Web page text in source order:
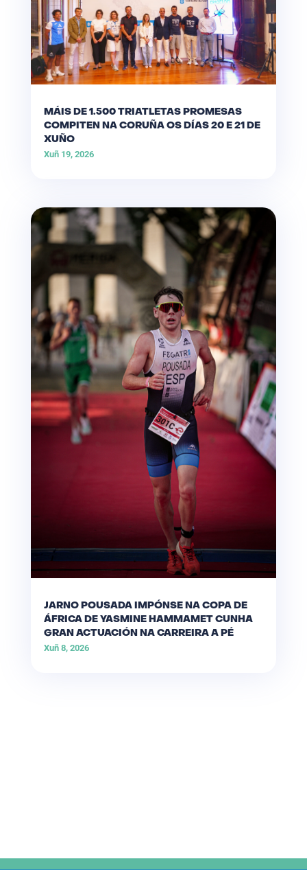
MÁIS DE 1.500 TRIATLETAS PROMESAS
COMPITEN NA CORUÑA OS DÍAS 20 E 21 DE
XUÑO
Xuñ 19, 2026
JARNO POUSADA IMPÓNSE NA COPA DE
ÁFRICA DE YASMINE HAMMAMET CUNHA
GRAN ACTUACIÓN NA CARREIRA A PÉ
Xuñ 8, 2026